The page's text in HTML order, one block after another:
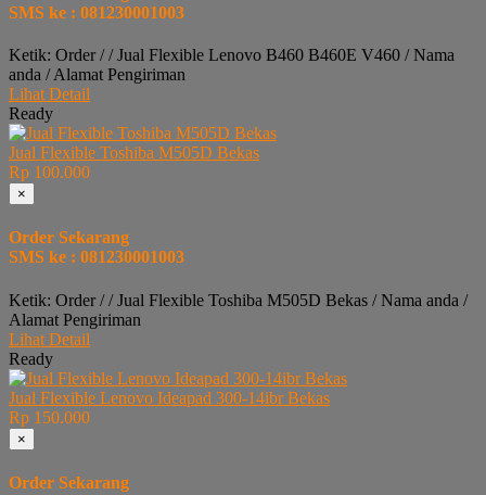
SMS ke : 081230001003
Ketik: Order / / Jual Flexible Lenovo B460 B460E V460 / Nama
anda / Alamat Pengiriman
Lihat Detail
Ready
Jual Flexible Toshiba M505D Bekas
Rp 100.000
×
Order Sekarang
SMS ke : 081230001003
Ketik: Order / / Jual Flexible Toshiba M505D Bekas / Nama anda /
Alamat Pengiriman
Lihat Detail
Ready
Jual Flexible Lenovo Ideapad 300-14ibr Bekas
Rp 150.000
×
Order Sekarang